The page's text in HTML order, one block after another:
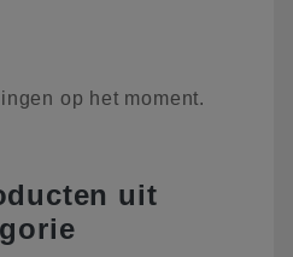
op het moment.
uit